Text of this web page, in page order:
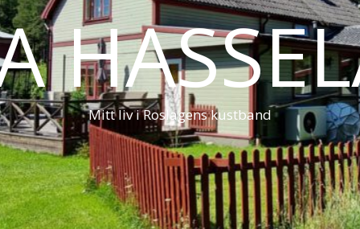
Mitt liv i Roslagens kustband